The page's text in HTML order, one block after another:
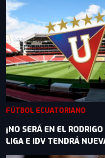
FÚTBOL ECUATORIANO
¡NO SERÁ EN EL
LIGA E IDV TENDRÁ